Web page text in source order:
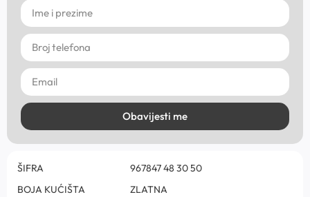
Obavijesti me
ŠIFRA
967847 48 30 50
BOJA KUĆIŠTA
ZLATNA